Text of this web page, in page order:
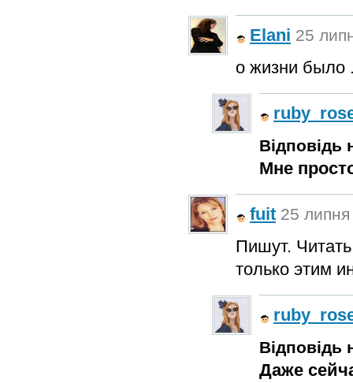
Elani 25
о жизни было
Відповідь
Мне
fuit 25
Пишут.
только этим
Відповідь
Даже